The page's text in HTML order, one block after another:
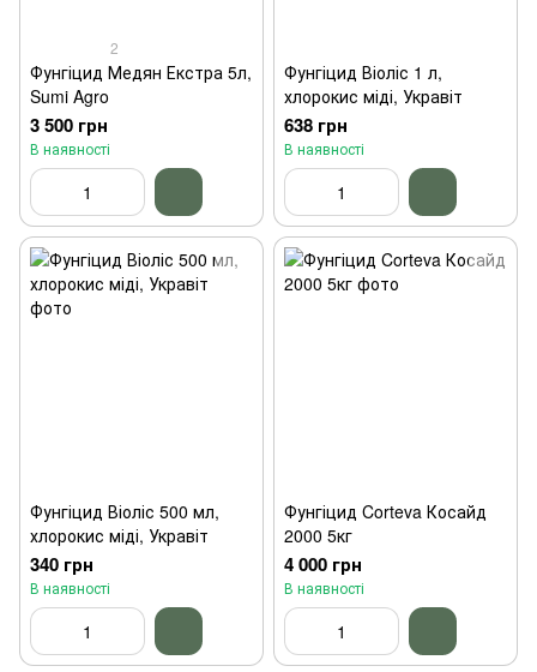
2
Фунгіцид Медян Екстра 5л,
Sumi Agro
3 500 грн
В наявності
Фунгіцид Віоліс 1 л,
хлорокис міді, Укравіт
638 грн
В наявності
Фунгіцид Віоліс 500 мл,
хлорокис міді, Укравіт
340 грн
В наявності
Фунгіцид Corteva Косайд
2000 5кг
4 000 грн
В наявності